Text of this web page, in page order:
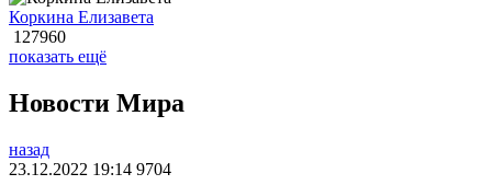
Коркина Елизавета
127960
показать ещё
Новости Мира
назад
23.12.2022 19:14 9704